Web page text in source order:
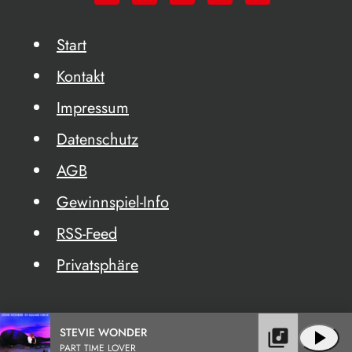
Start
Kontakt
Impressum
Datenschutz
AGB
Gewinnspiel-Info
RSS-Feed
Privatsphäre
STEVIE WONDER
PART TIME LOVER play_arrow
library_music